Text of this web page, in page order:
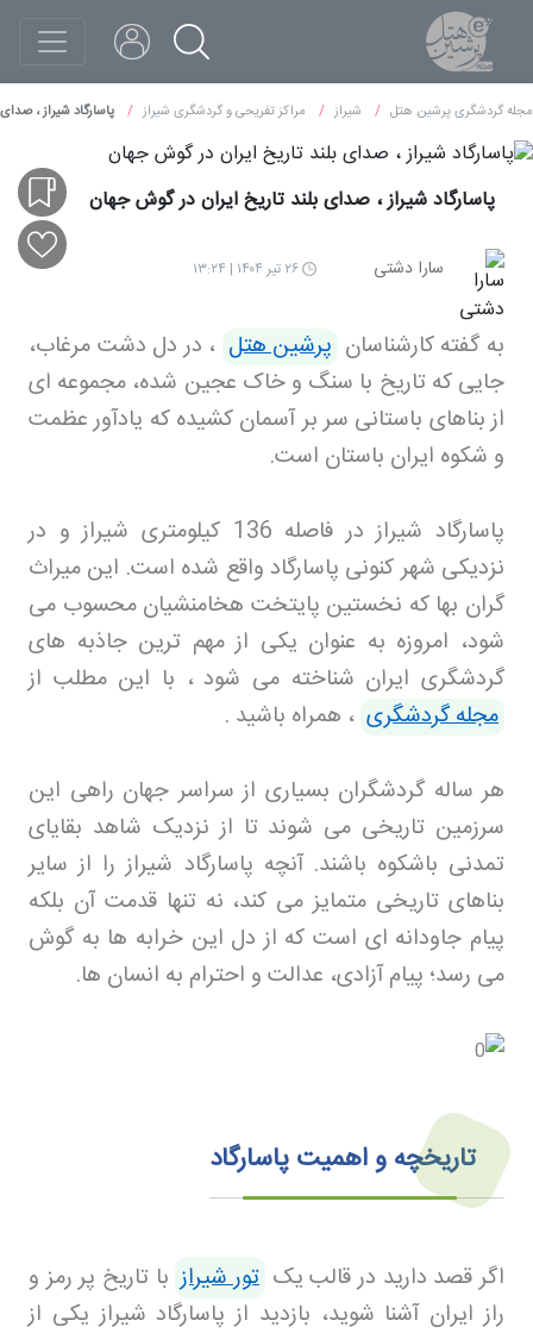
مجله گردشگری پرشین هتل شیراز مراکز تفریحی و گردشگری شیراز پاسارگاد شیراز ،
پاسارگاد شیراز ، صدای بلند تاریخ ایران در گوش جهان
سارا دشتی ۲۶ تیر ۱۴۰۴ | ۱۳:۲۴
به گفته کارشناسان پرشین هتل ، در دل دشت مرغاب،
جایی که تاریخ با سنگ و خاک عجین شده، مجموعه ای
از بناهای باستانی سر بر آسمان کشیده که یادآور عظمت
و شکوه ایران باستان است.
پاسارگاد شیراز در فاصله 136 کیلومتری شیراز و در
نزدیکی شهر کنونی پاسارگاد واقع شده است. این میراث
گران بها که نخستین پایتخت هخامنشیان محسوب می
شود، امروزه به عنوان یکی از مهم ترین جاذبه های
گردشگری ایران شناخته می شود ، با این مطلب از
مجله گردشگری ، همراه باشید .
هر ساله گردشگران بسیاری از سراسر جهان راهی این
سرزمین تاریخی می شوند تا از نزدیک شاهد بقایای
تمدنی باشکوه باشند. آنچه پاسارگاد شیراز را از سایر
بناهای تاریخی متمایز می کند، نه تنها قدمت آن بلکه
پیام جاودانه ای است که از دل این خرابه ها به گوش
می رسد؛ پیام آزادی، عدالت و احترام به انسان ها.
تاریخچه و اهمیت پاسارگاد
اگر قصد دارید در قالب یک تور شیراز با تاریخ پر رمز و
راز ایران آشنا شوید، بازدید از پاسارگاد شیراز یکی از